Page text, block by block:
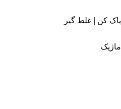
پاک کن | غلط گیر
ماژیک